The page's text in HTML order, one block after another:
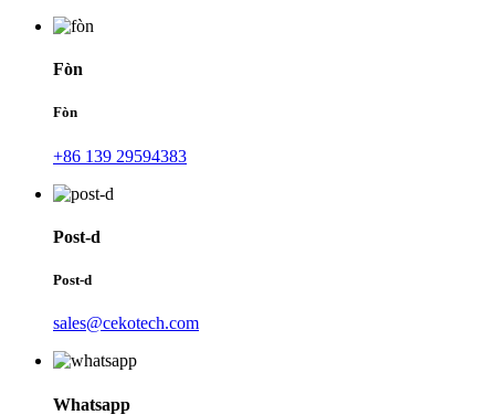
Fòn
Fòn
+86 139 29594383
Post-d
Post-d
sales@cekotech.com
Whatsapp